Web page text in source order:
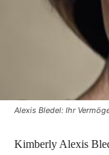
Alexis Bledel: Ihr
Kimberly Alexis